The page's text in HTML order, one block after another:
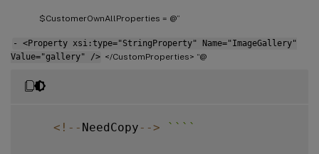
$CustomerOwnAllProperties = @”
- <Property xsi:type="StringProperty" Name="ImageGallery"
Value="gallery" /> </CustomProperties> “@
< ! -- NeedCopy --> ` ` ` `